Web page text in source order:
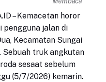
– Kemacetan horor
pengguna jalan di
Kecamatan Sungai
Sebuah truk angkutan
sesaat sebelum
(5/7/2026) kemarin.